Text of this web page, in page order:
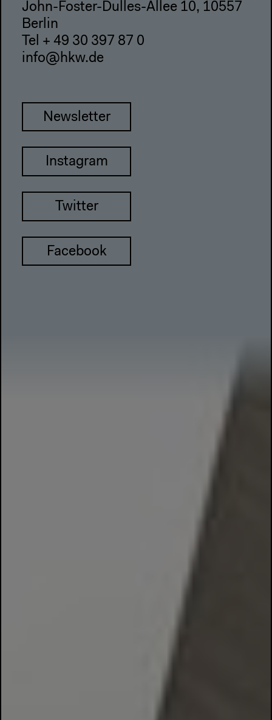
John-Foster-Dulles-Allee 10, 10557
Berlin
Tel + 49 30 397 87 0
info@hkw.de
Newsletter
Instagram
Twitter
Facebook